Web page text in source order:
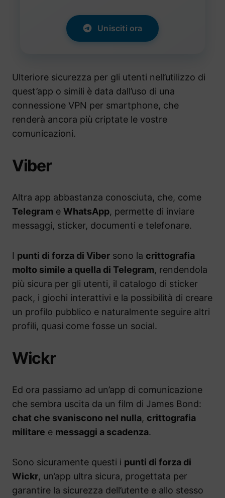
Unisciti ora
Ulteriore sicurezza per gli utenti nell’utilizzo di
quest’app o simili è data dall’uso di una
connessione VPN per smartphone, che
renderà ancora più criptate le vostre
comunicazioni.
Viber
Altra app abbastanza conosciuta, che, come
Telegram e WhatsApp, permette di inviare
messaggi, sticker, documenti e telefonare.
I punti di forza di Viber sono la crittografia
molto simile a quella di Telegram, rendendola
più sicura per gli utenti, il catalogo di sticker
pack, i giochi interattivi e la possibilità di creare
un profilo pubblico e naturalmente seguire altri
profili, quasi come fosse un social.
Wickr
Ed ora passiamo ad un’app di comunicazione
che sembra uscita da un film di James Bond:
chat che svaniscono nel nulla, crittografia
militare e messaggi a scadenza.
Sono sicuramente questi i punti di forza di
Wickr, un’app ultra sicura, progettata per
garantire la sicurezza dell’utente e allo stesso